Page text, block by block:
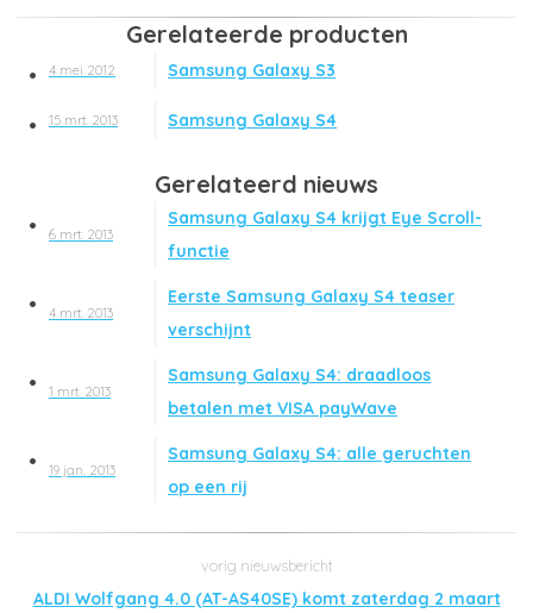
Gerelateerde producten
4 mei 2012 Samsung Galaxy S3
15 mrt. 2013 Samsung Galaxy S4
Gerelateerd nieuws
6 mrt. 2013
Samsung Galaxy S4 krijgt Eye Scroll-
functie
4 mrt. 2013
Eerste Samsung Galaxy S4 teaser
verschijnt
1 mrt. 2013
Samsung Galaxy S4: draadloos
betalen met VISA payWave
19 jan. 2013
Samsung Galaxy S4: alle geruchten
op een rij
ALDI Wolfgang 4.0 (AT-AS40SE) komt zaterdag 2 maart